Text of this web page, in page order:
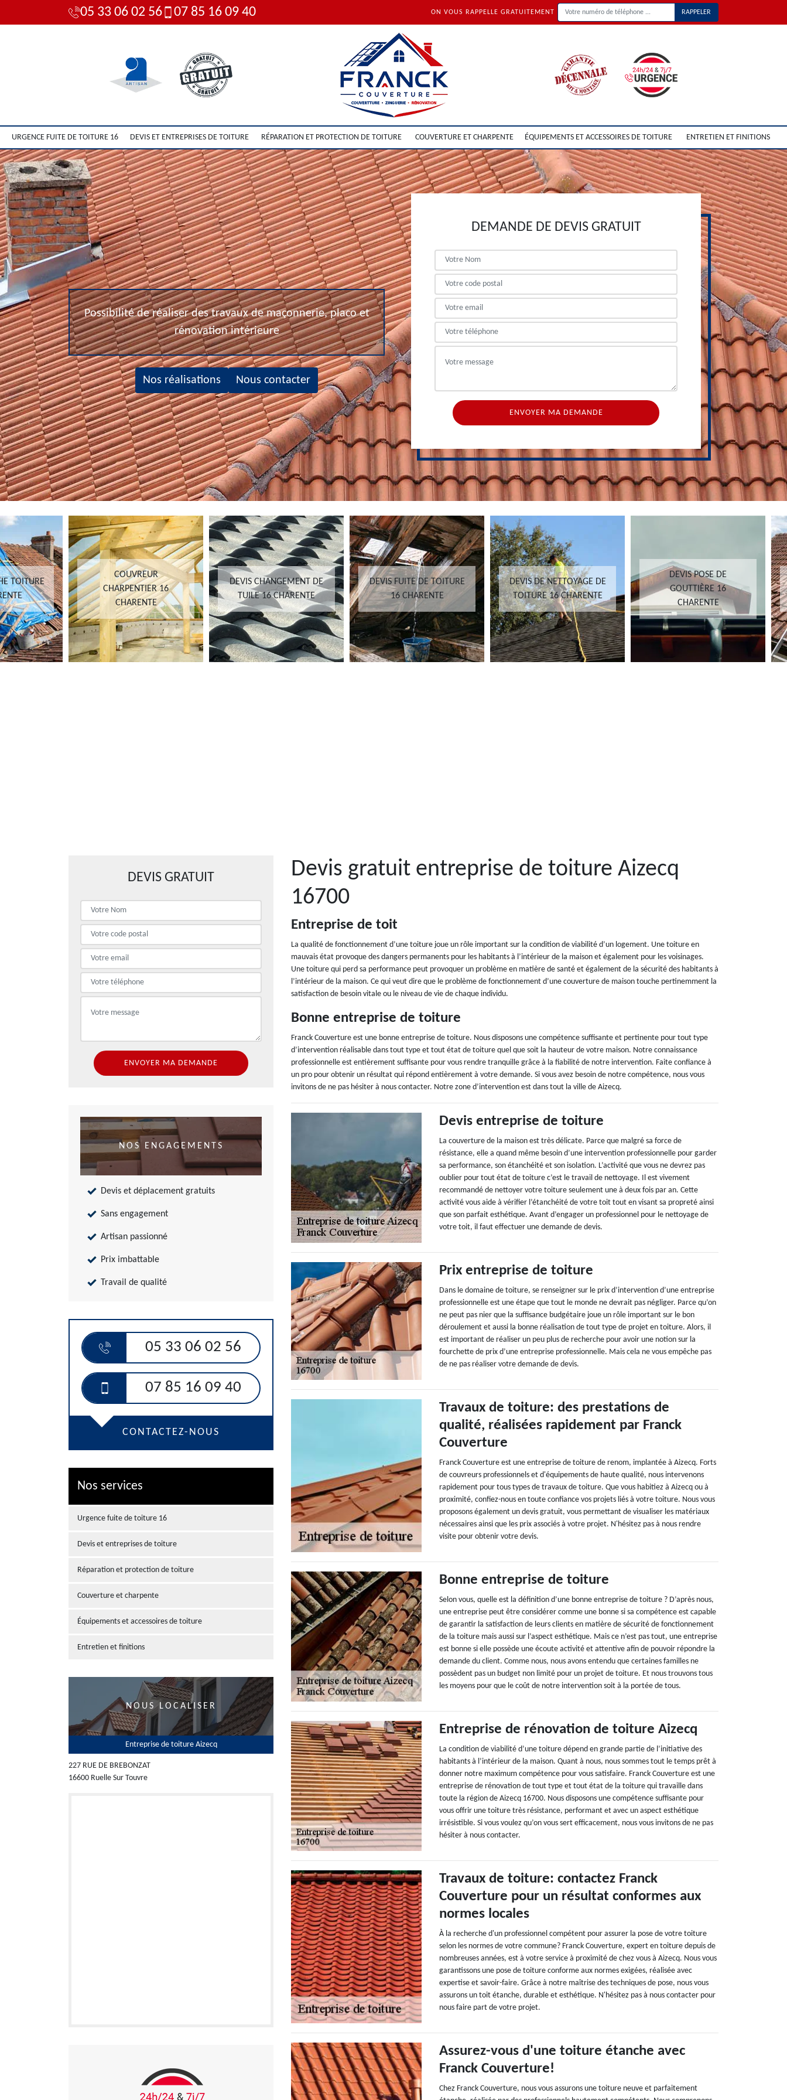
05 33 06 02 56 07 85 16 09 40 ON VOUS RAPPELLE GRATUITEMENT
URGENCE FUITE DE TOITURE 16 DEVIS ET ENTREPRISES DE TOITURE RÉPARATION ET PROTECTION DE TOITURE COUVERTURE ET CHARPENTE ÉQUIPEMENTS ET ACCESSOIRES DE TOITURE ENTRETIEN ET FINITIONS
Possibilité de réaliser des travaux de maçonnerie, placo et
rénovation intérieure
Nos réalisations Nous contacter
DEMANDE DE DEVIS GRATUIT
COUVREUR
CHARPENTIER 16
CHARENTE
DEVIS CHANGEMENT DE
TUILE 16 CHARENTE
DEVIS FUITE DE TOITURE
16 CHARENTE
DEVIS DE NETTOYAGE DE
TOITURE 16 CHARENTE
DEVIS POSE DE
GOUTTIÈRE 16
CHARENTE
DEVIS GRATUIT
NOS ENGAGEMENTS
Devis et déplacement gratuits
Sans engagement
Artisan passionné
Prix imbattable
Travail de qualité
05 33 06 02 56
07 85 16 09 40
CONTACTEZ-NOUS
Nos services
Urgence fuite de toiture 16
Devis et entreprises de toiture
Réparation et protection de toiture
Couverture et charpente
Équipements et accessoires de toiture
Entretien et finitions
NOUS LOCALISER
Entreprise de toiture Aizecq
227 RUE DE BREBONZAT
16600 Ruelle Sur Touvre
Devis gratuit entreprise de toiture Aizecq
16700
Entreprise de toit
La qualité de fonctionnement d’une toiture joue un rôle important sur la condition de viabilité d’un logement. Une toiture en
mauvais état provoque des dangers permanents pour les habitants à l’intérieur de la maison et également pour les voisinages.
Une toiture qui perd sa performance peut provoquer un problème en matière de santé et également de la sécurité des habitants à
l’intérieur de la maison. Ce qui veut dire que le problème de fonctionnement d’une couverture de maison touche pertinemment la
satisfaction de besoin vitale ou le niveau de vie de chaque individu.
Bonne entreprise de toiture
Franck Couverture est une bonne entreprise de toiture. Nous disposons une compétence suffisante et pertinente pour tout type
d’intervention réalisable dans tout type et tout état de toiture quel que soit la hauteur de votre maison. Notre connaissance
professionnelle est entièrement suffisante pour vous rendre tranquille grâce à la fiabilité de notre intervention. Faite confiance à
un pro pour obtenir un résultat qui répond entièrement à votre demande. Si vous avez besoin de notre compétence, nous vous
invitons de ne pas hésiter à nous contacter. Notre zone d’intervention est dans tout la ville de Aizecq.
Devis entreprise de toiture
La couverture de la maison est très délicate. Parce que malgré sa force de
résistance, elle a quand même besoin d’une intervention professionnelle pour garder
sa performance, son étanchéité et son isolation. L’activité que vous ne devrez pas
oublier pour tout état de toiture c’est le travail de nettoyage. Il est vivement
recommandé de nettoyer votre toiture seulement une à deux fois par an. Cette
activité vous aide à vérifier l’étanchéité de votre toit tout en visant sa propreté ainsi
que son parfait esthétique. Avant d’engager un professionnel pour le nettoyage de
votre toit, il faut effectuer une demande de devis.
Prix entreprise de toiture
Dans le domaine de toiture, se renseigner sur le prix d’intervention d’une entreprise
professionnelle est une étape que tout le monde ne devrait pas négliger. Parce qu’on
ne peut pas nier que la suffisance budgétaire joue un rôle important sur le bon
déroulement et aussi la bonne réalisation de tout type de projet en toiture. Alors, il
est important de réaliser un peu plus de recherche pour avoir une notion sur la
fourchette de prix d’une entreprise professionnelle. Mais cela ne vous empêche pas
de ne pas réaliser votre demande de devis.
Travaux de toiture: des prestations de
qualité, réalisées rapidement par Franck
Couverture
Franck Couverture est une entreprise de toiture de renom, implantée à Aizecq. Forts
de couvreurs professionnels et d'équipements de haute qualité, nous intervenons
rapidement pour tous types de travaux de toiture. Que vous habitiez à Aizecq ou à
proximité, confiez-nous en toute confiance vos projets liés à votre toiture. Nous vous
proposons également un devis gratuit, vous permettant de visualiser les matériaux
nécessaires ainsi que les prix associés à votre projet. N'hésitez pas à nous rendre
visite pour obtenir votre devis.
Bonne entreprise de toiture
Selon vous, quelle est la définition d’une bonne entreprise de toiture ? D’après nous,
une entreprise peut être considérer comme une bonne si sa compétence est capable
de garantir la satisfaction de leurs clients en matière de sécurité de fonctionnement
de la toiture mais aussi sur l’aspect esthétique. Mais ce n’est pas tout, une entreprise
est bonne si elle possède une écoute activité et attentive afin de pouvoir répondre la
demande du client. Comme nous, nous avons entendu que certaines familles ne
possèdent pas un budget non limité pour un projet de toiture. Et nous trouvons tous
les moyens pour que le coût de notre intervention soit à la portée de tous.
Entreprise de rénovation de toiture Aizecq
La condition de viabilité d’une toiture dépend en grande partie de l’initiative des
habitants à l’intérieur de la maison. Quant à nous, nous sommes tout le temps prêt à
donner notre maximum compétence pour vous satisfaire. Franck Couverture est une
entreprise de rénovation de tout type et tout état de la toiture qui travaille dans
toute la région de Aizecq 16700. Nous disposons une compétence suffisante pour
vous offrir une toiture très résistance, performant et avec un aspect esthétique
irrésistible. Si vous voulez qu’on vous sert efficacement, nous vous invitons de ne pas
hésiter à nous contacter.
Travaux de toiture: contactez Franck
Couverture pour un résultat conformes aux
normes locales
À la recherche d'un professionnel compétent pour assurer la pose de votre toiture
selon les normes de votre commune? Franck Couverture, expert en toiture depuis de
nombreuses années, est à votre service à proximité de chez vous à Aizecq. Nous vous
garantissons une pose de toiture conforme aux normes exigées, réalisée avec
expertise et savoir-faire. Grâce à notre maîtrise des techniques de pose, nous vous
assurons un toit étanche, durable et esthétique. N'hésitez pas à nous contacter pour
nous faire part de votre projet.
Assurez-vous d'une toiture étanche avec
Franck Couverture!
Chez Franck Couverture, nous vous assurons une toiture neuve et parfaitement